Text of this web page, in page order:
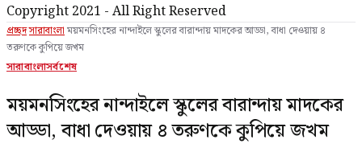
Copyright 2021 - All Right Reserved
প্রচ্ছদসারাবাংলাময়মনসিংহের নান্দাইলে স্কুলের বারান্দায় মাদকের আড্ডা, বাধা দেওয়ায় ৪
তরুণকে কুপিয়ে জখম
সারাবাংলাসর্বশেষ
ময়মনসিংহের নান্দাইলে স্কুলের বারান্দায় মাদকের
আড্ডা, বাধা দেওয়ায় ৪ তরুণকে কুপিয়ে জখম